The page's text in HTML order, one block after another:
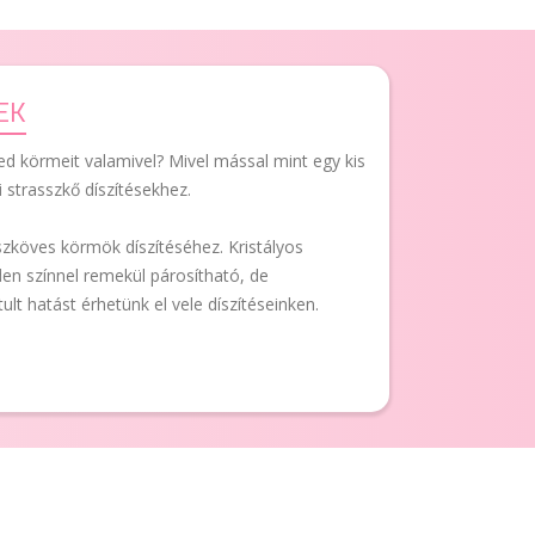
körmeit valamivel? Mivel mással mint egy kis
strasszkő díszítésekhez.
körmök díszítéséhez. Kristályos
színnel remekül párosítható, de
hatást érhetünk el vele díszítéseinken.